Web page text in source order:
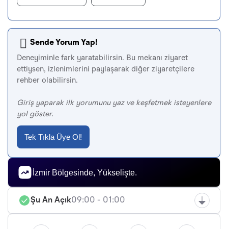
Sende Yorum Yap!
Deneyiminle fark yaratabilirsin. Bu mekanı ziyaret
ettiysen, izlenimlerini paylaşarak diğer ziyaretçilere
rehber olabilirsin.
Giriş yaparak ilk yorumunu yaz ve keşfetmek isteyenlere
yol göster.
Tek Tıkla Üye Ol!
İzmir Bölgesinde, Yükselişte.
Şu An Açık09:00 - 01:00